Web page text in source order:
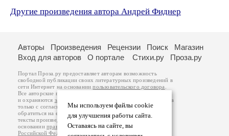
Другие произведения автора Андрей Фиднер
Мы используем файлы cookie
для улучшения работы сайта.
Оставаясь на сайте, вы
Авторы Произведения Рецензии Поиск
Магазин
Вход для авторов
О портале Стихи.ру Проза.ру
Портал Проза.ру предоставляет авторам возможность
свободной публикации своих литературных произведений в
сети Интернет на основаниипользовательского договора
Все авторские права на произведения принадлежат авторам
и охраняются законом
. Перепечатка произведений возможна
только с согласия его автора, к которому вы можете
обратиться на его авторской странице. Ответственность за
тексты произведений авторы несут самостоятельно на
основанииправил публикацииизаконодательства
Российской Федерации